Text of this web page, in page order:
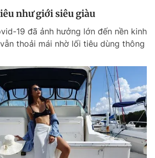
như giới siêu giàu
19 đã ảnh hưởng lớn đến nền kinh
thoải mái nhờ lối tiêu dùng thông